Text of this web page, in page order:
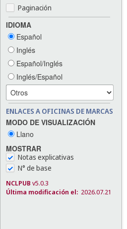
Paginación
IDIOMA
Español
Inglés
Español/Inglés
Inglés/Español
ENLACES A OFICINAS DE MARCAS
MODO DE VISUALIZACIÓN
Llano
MOSTRAR
Notas explicativas
N° de base
NCLPUB v5.0.3
Última modificación el: 2026.07.21